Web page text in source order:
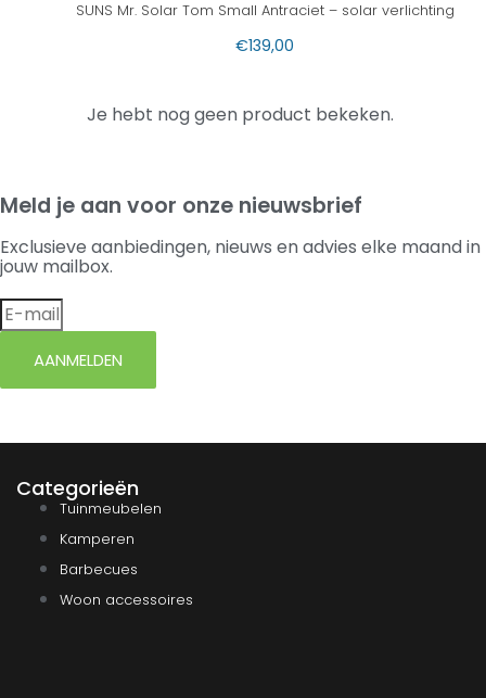
SUNS Mr. Solar Tom Small Antraciet – solar verlichting
€139,00
Je hebt nog geen product bekeken.
Meld je aan voor onze nieuwsbrief
Exclusieve aanbiedingen, nieuws en advies elke maand in
jouw mailbox.
AANMELDEN
Categorieën
Tuinmeubelen
Kamperen
Barbecues
Woon accessoires